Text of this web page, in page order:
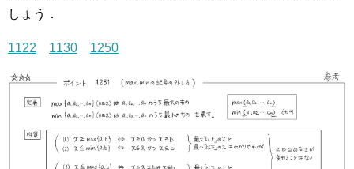
しょう．
1122 1130 1250